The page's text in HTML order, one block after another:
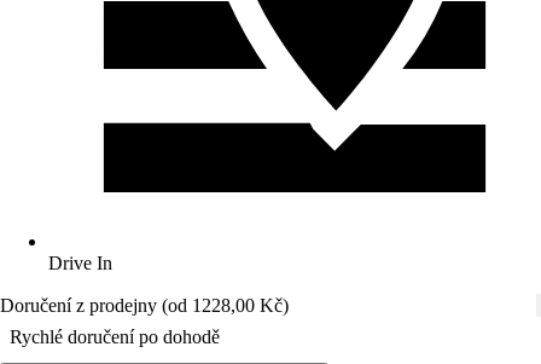
Drive In
Doručení z prodejny (od 1228,00 Kč)
Rychlé doručení po dohodě